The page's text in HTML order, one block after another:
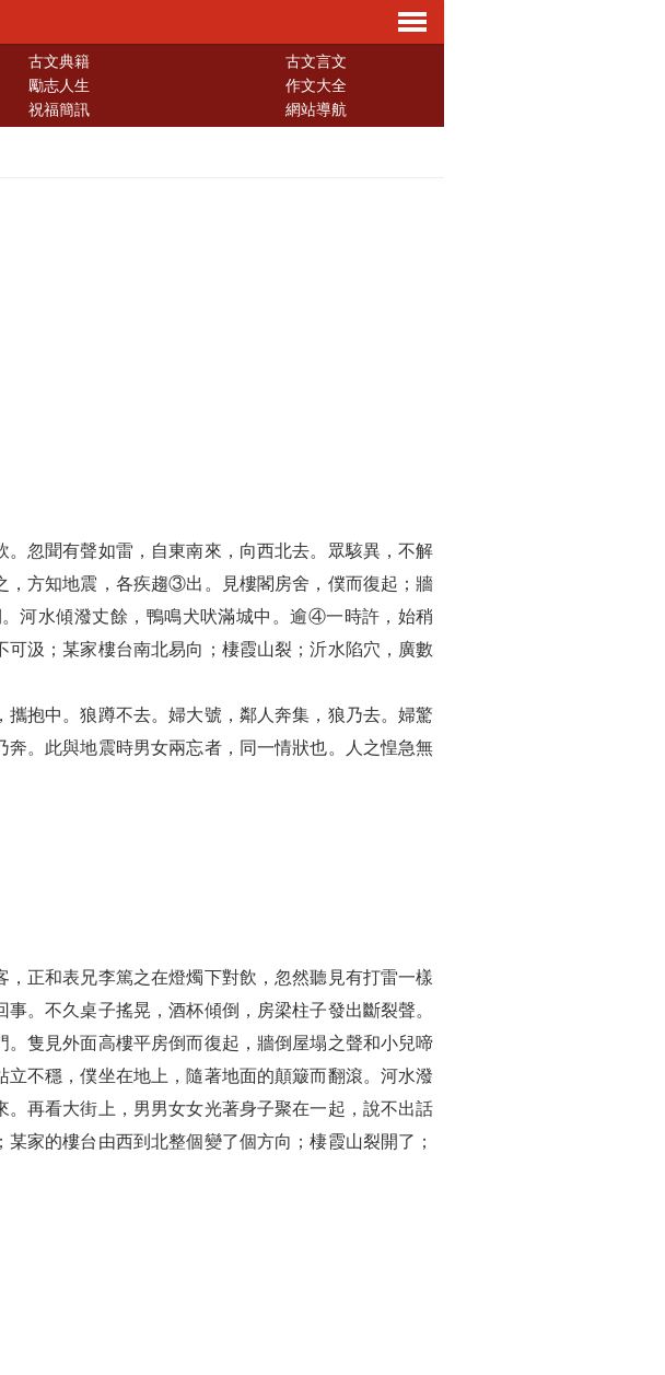
導
古文典籍
古文言文
勵志人生
作文大全
祝福簡訊 網站導航
忽聞有聲如雷，自東南來，向西北去。眾駭異，不解
方知地震，各疾趨③出。見樓閣房舍，僕而復起；牆
河水傾潑丈餘，鴨鳴犬吠滿城中。逾④一時許，始稍
汲；某家樓台南北易向；棲霞山裂；沂水陷穴，廣數
抱中。狼蹲不去。婦大號，鄰人奔集，狼乃去。婦驚
。此與地震時男女兩忘者，同一情狀也。人之惶急無
正和表兄李篤之在燈燭下對飲，忽然聽見有打雷一樣
。不久桌子搖晃，酒杯傾倒，房梁柱子發出斷裂聲。
隻見外面高樓平房倒而復起，牆倒屋塌之聲和小兒啼
不穩，僕坐在地上，隨著地面的顛簸而翻滾。河水潑
再看大街上，男男女女光著身子聚在一起，說不出話
家的樓台由西到北整個變了個方向；棲霞山裂開了；